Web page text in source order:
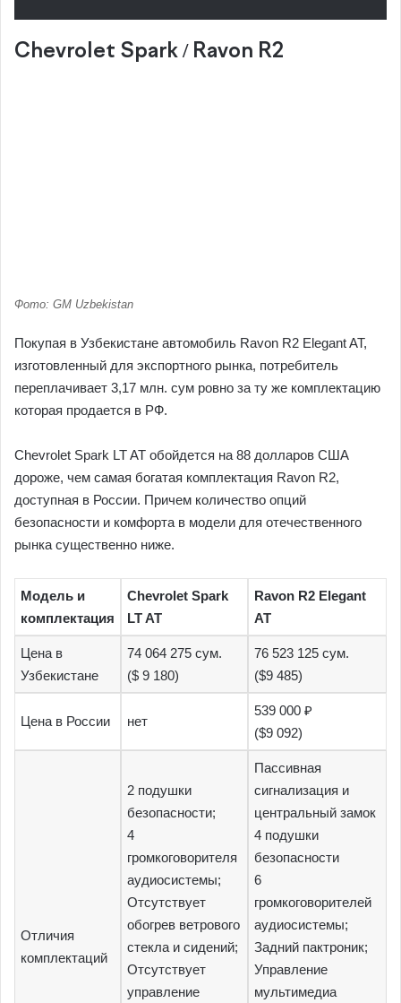
Chevrolet Spark / Ravon R2
Фото: GM Uzbekistan
Покупая в Узбекистане автомобиль Ravon R2 Elegant AT,
изготовленный для экспортного рынка, потребитель
переплачивает 3,17 млн. сум ровно за ту же комплектацию
которая продается в РФ.
Chevrolet Spark LT AT обойдется на 88 долларов США
дороже, чем самая богатая комплектация Ravon R2,
доступная в России. Причем количество опций
безопасности и комфорта в модели для отечественного
рынка существенно ниже.
Модель и
комплектация
Chevrolet Spark
LT AT
Ravon R2 Elegant
AT
Цена в
Узбекистане
74 064 275 сум.
($ 9 180)
76 523 125 сум.
($9 485)
Цена в России нет
539 000 ₽
($9 092)
Отличия
комплектаций
2 подушки
безопасности;
4
громкоговорителя
аудиосистемы;
Отсутствует
обогрев ветрового
стекла и сидений;
Отсутствует
управление
Пассивная
сигнализация и
центральный замок
4 подушки
безопасности
6
громкоговорителей
аудиосистемы;
Задний пактроник;
Управление
мультимедиа